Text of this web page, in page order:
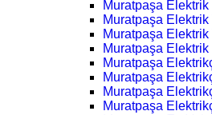
Muratpaşa
Muratpaşa Elektrik
Muratpaşa Elektrik
Muratpaşa Elektrik
Muratpaşa
Muratpaşa
Muratpaşa
Muratpaşa